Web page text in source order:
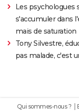
Les psychologues
s'accumuler dans
mais de saturation
Tony Silvestre,
pas malade, c'est
Qui sommes-nous ?